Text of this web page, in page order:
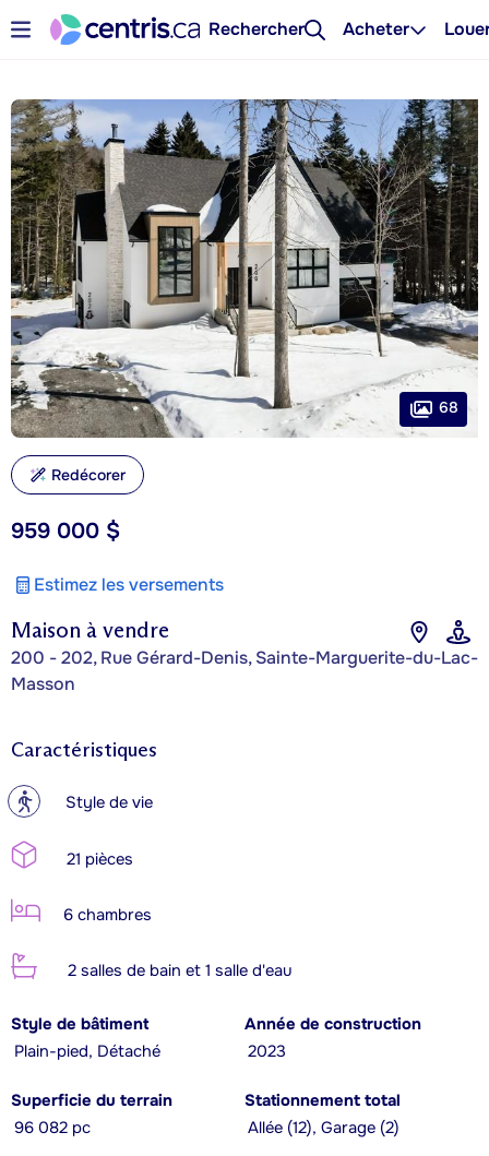
Rechercher Acheter
Maison à vendre
200 - 202, Rue Gérard-Denis, Sainte-Marguerite-du-Lac-
Masson
959 000 $
Estimez les versements
68
Redécorer
Caractéristiques
? Style de vie
21 pièces
6 chambres
2 salles de bain et 1 salle d'eau
Style de bâtiment
Plain-pied, Détaché
Année de construction
2023
Superficie du terrain
96 082 pc
Stationnement total
Allée (12), Garage (2)